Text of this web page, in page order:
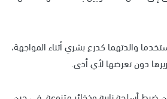
والدتهما كدرع بشري أثناء المواجهة،
دون تعرضها لأي أذى.